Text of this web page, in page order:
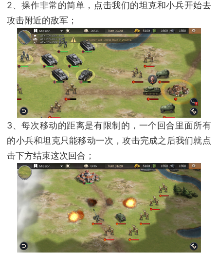
2、操作非常的简单，点击我们的坦克和小兵开始去
攻击附近的敌军；
3、每次移动的距离是有限制的，一个回合里面所有
的小兵和坦克只能移动一次，攻击完成之后我们就点
击下方结束这次回合；